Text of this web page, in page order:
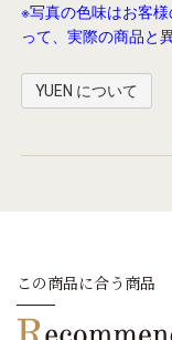
※写真の色味はお客
って、実際の商品と
YUEN について
この商品に合う商品